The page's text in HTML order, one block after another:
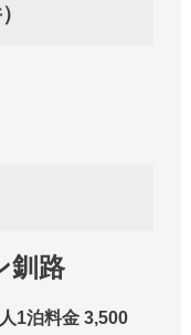
釧路
1泊料金 3,500